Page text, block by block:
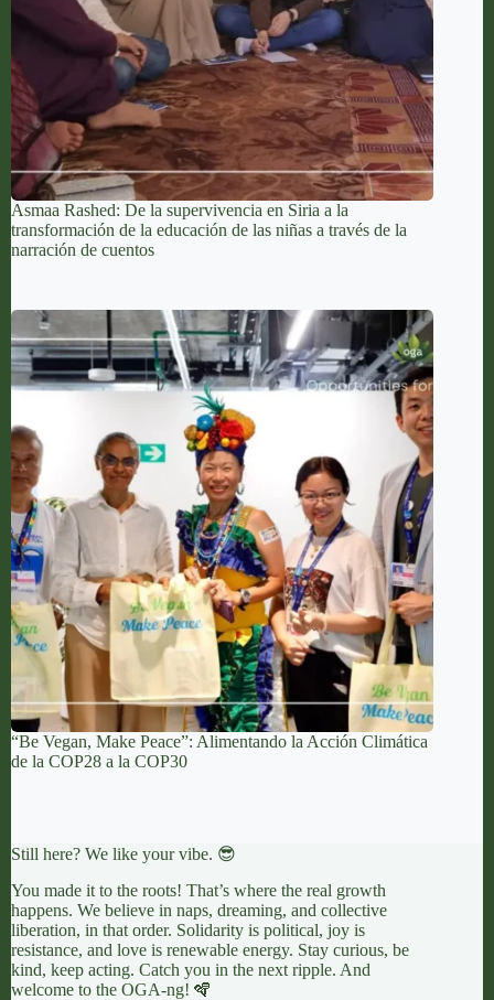
Asmaa Rashed: De la supervivencia en Siria a la
transformación de la educación de las niñas a través de la
narración de cuentos
“Be Vegan, Make Peace”: Alimentando la Acción Climática
de la COP28 a la COP30
Still here? We like your vibe. 😎
You made it to the roots! That’s where the real growth
happens. We believe in naps, dreaming, and collective
liberation, in that order. Solidarity is political, joy is
resistance, and love is renewable energy. Stay curious, be
kind, keep acting. Catch you in the next ripple. And
welcome to the OGA-ng! 🪇